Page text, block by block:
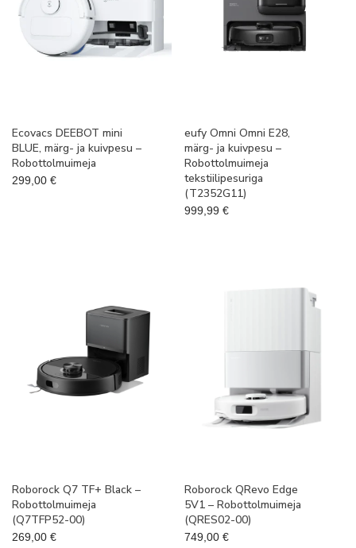
Ecovacs DEEBOT mini
BLUE, märg- ja kuivpesu –
Robottolmuimeja
299,00 €
eufy Omni Omni E28,
märg- ja kuivpesu –
Robottolmuimeja
tekstiilipesuriga
(T2352G11)
999,99 €
Roborock Q7 TF+ Black –
Robottolmuimeja
(Q7TFP52-00)
269,00 €
Roborock QRevo Edge
5V1 – Robottolmuimeja
(QRES02-00)
749,00 €